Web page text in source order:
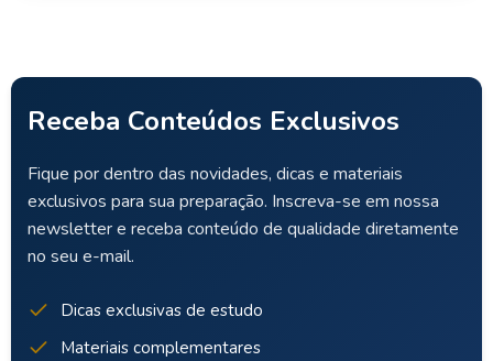
Receba Conteúdos Exclusivos
Fique por dentro das novidades, dicas e materiais
exclusivos para sua preparação. Inscreva-se em nossa
newsletter e receba conteúdo de qualidade diretamente
no seu e-mail.
Dicas exclusivas de estudo
Materiais complementares